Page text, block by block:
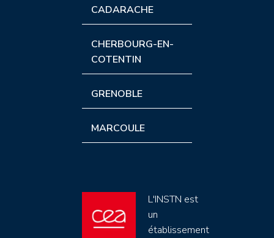
CADARACHE
CHERBOURG-EN-
COTENTIN
GRENOBLE
MARCOULE
L'INSTN est
un
établissement